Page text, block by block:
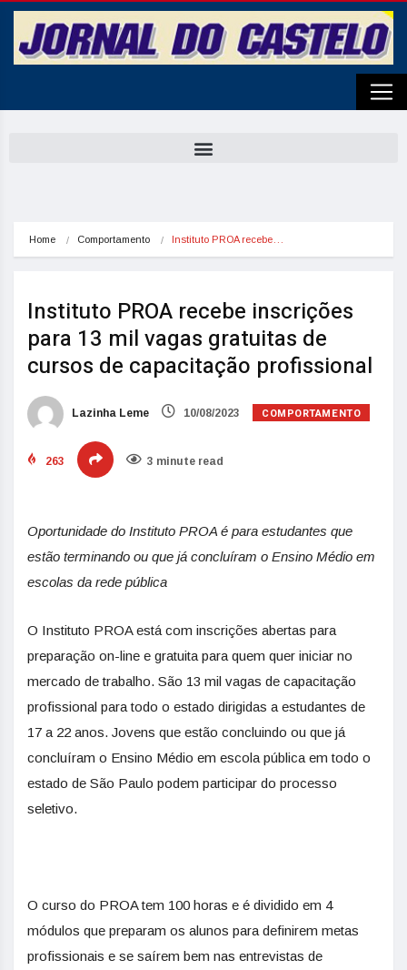
Home Comportamento Instituto PROA recebe…
Instituto PROA recebe inscrições
para 13 mil vagas gratuitas de
cursos de capacitação profissional
Lazinha Leme 10/08/2023 COMPORTAMENTO
263 3 minute read
Oportunidade do Instituto PROA é para estudantes que
estão terminando ou que já concluíram o Ensino Médio em
escolas da rede pública
O Instituto PROA está com inscrições abertas para
preparação on-line e gratuita para quem quer iniciar no
mercado de trabalho. São 13 mil vagas de capacitação
profissional para todo o estado dirigidas a estudantes de
17 a 22 anos. Jovens que estão concluindo ou que já
concluíram o Ensino Médio em escola pública em todo o
estado de São Paulo podem participar do processo
seletivo.
O curso do PROA tem 100 horas e é dividido em 4
módulos que preparam os alunos para definirem metas
profissionais e se saírem bem nas entrevistas de